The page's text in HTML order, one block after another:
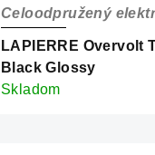
LAPIERRE Overvolt
Black Glossy
Celoodpružený
Skladom